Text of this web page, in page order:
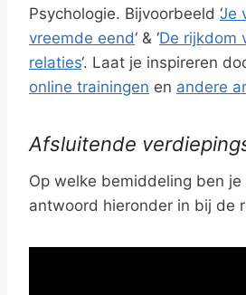
Psychologie. Bijvoorbeeld ‘ Je
vreemde eend‘ & ‘De rijkdom
relaties‘. Laat je inspireren
online trainingen en andere
Afsluitende
Op welke bemiddeling ben je
antwoord hieronder in bij de